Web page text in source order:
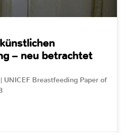
– neu betrachtet
UNICEF Breastfeeding Paper of